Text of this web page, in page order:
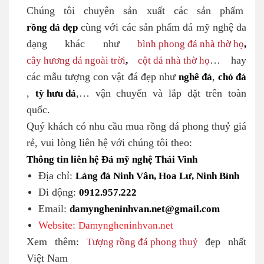
Chúng tôi chuyên sản xuất các sản phẩm
rồng đá đẹp cùng với các sản phẩm đá mỹ nghệ đa
dạng khác như bình phong đá nhà thờ họ,
cây hương đá ngoài trời, cột đá nhà thờ họ… hay
các mẫu tượng con vật đá đẹp như nghê đá,chó đá
, tỳ hưu đá,… vận chuyển và lắp đặt trên toàn
quốc.
Quý khách có nhu cầu mua rồng đá phong thuỷ giá
rẻ, vui lòng liên hệ với chúng tôi theo:
Thông tin liên hệ Đá mỹ nghệ Thái Vinh
Địa chỉ: Làng đá Ninh Vân, Hoa Lư, Ninh Bình
Di động: 0912.957.222
Email: damyngheninhvan.net@gmail.com
Website: Damyngheninhvan.net
Xem thêm: Tượng rồng đá phong thuỷđẹp nhất
Việt Nam